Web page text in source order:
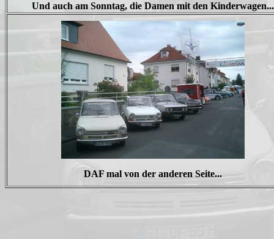
Und auch am Sonntag, die Damen mit den Kinderwagen...
DAF mal von der anderen Seite...